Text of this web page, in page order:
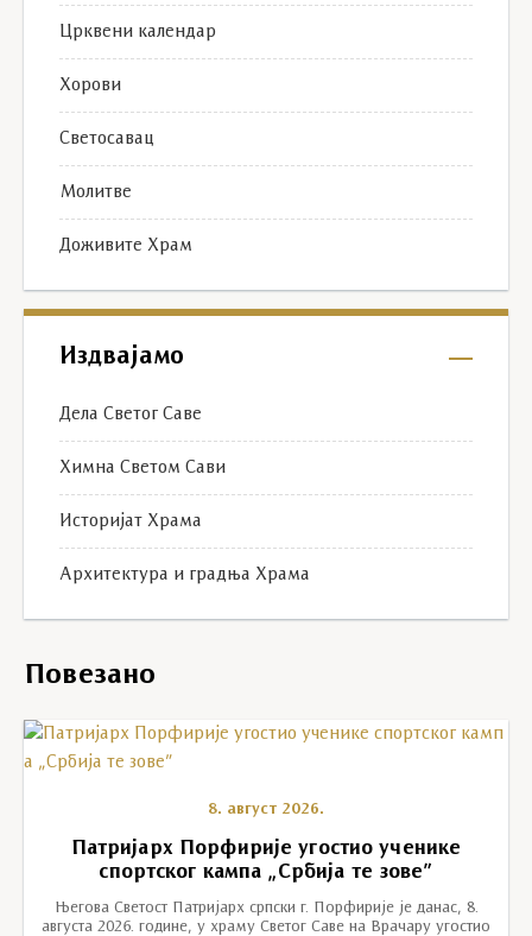
Црквени календар
Хорови
Светосавац
Молитве
Доживите Храм
Издвајамо
Дела Светог Саве
Химна Светом Сави
Историјат Храма
Архитектура и градња Храма
Повезано
8. август 2026.
Патријарх Порфирије угостио ученике
спортског кампа „Србија те зове”
Његова Светост Патријарх српски г. Порфирије је данас, 8.
августа 2026. године, у храму Светог Саве на Врачару угостио